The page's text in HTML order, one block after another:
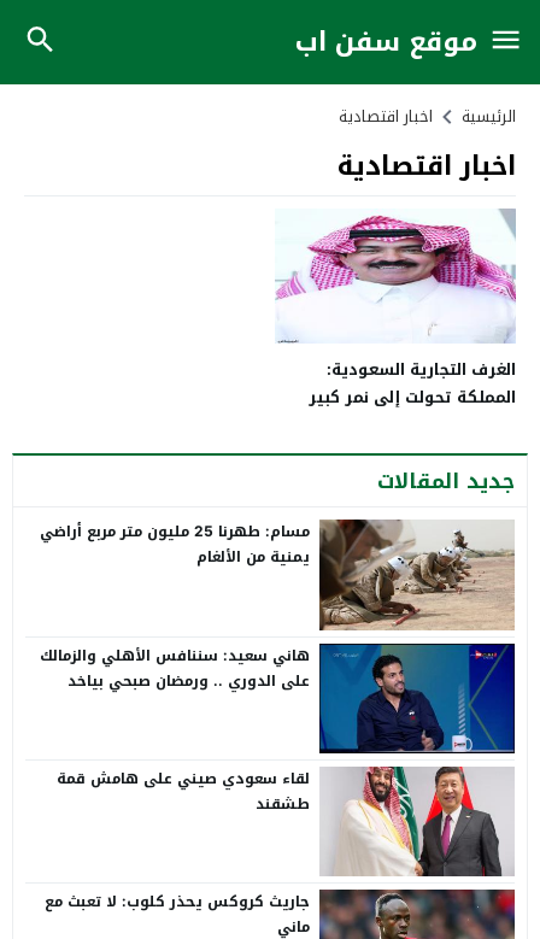
موقع سفن اب
الرئيسية اخبار اقتصادية
اخبار اقتصادية
الغرف التجارية السعودية:
المملكة تحولت إلى نمر كبير
جديد المقالات
مسام: طهرنا 25 مليون متر مربع أراضي
يمنية من الألغام
هاني سعيد: سننافس الأهلي والزمالك
على الدوري .. ورمضان صبحي بياخد
لقاء سعودي صيني على هامش قمة
طشقند
جاريث كروكس يحذر كلوب: لا تعبث مع
ماني